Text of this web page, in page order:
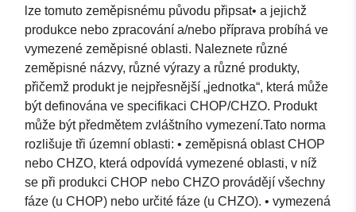
lze tomuto zeměpisnému původu připsat• a jejichž
produkce nebo zpracování a/nebo příprava probíhá ve
vymezené zeměpisné oblasti. Naleznete různé
zeměpisné názvy, různé výrazy a různé produkty,
přičemž produkt je nejpřesnější „jednotka“, která může
být definována ve specifikaci CHOP/CHZO. Produkt
může být předmětem zvláštního vymezení.Tato norma
rozlišuje tři územní oblasti: • zeměpisná oblast CHOP
nebo CHZO, která odpovídá vymezené oblasti, v níž
se při produkci CHOP nebo CHZO provádějí všechny
fáze (u CHOP) nebo určité fáze (u CHZO). • vymezená